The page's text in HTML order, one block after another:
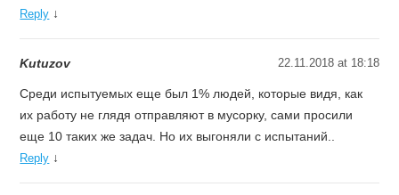
Reply ↓
Kutuzov 22.11.2018 at 18:18
Среди испытуемых еще был 1% людей, которые видя, как
их работу не глядя отправляют в мусорку, сами просили
еще 10 таких же задач. Но их выгоняли с испытаний..
Reply ↓